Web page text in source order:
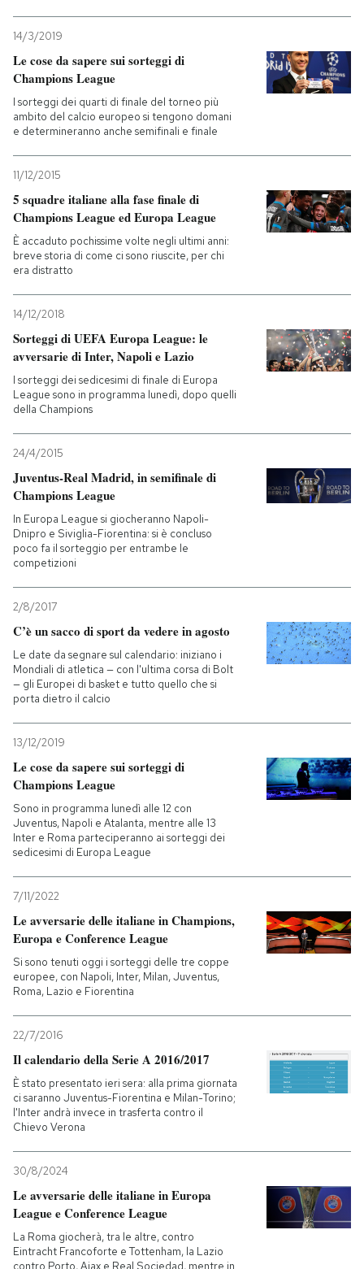
CALENDARIO
AREA PERSONALE
14/3/2019
Le cose da sapere sui sorteggi di
Champions League
I sorteggi dei quarti di finale del torneo più
ambito del calcio europeo si tengono domani
e determineranno anche semifinali e finale
11/12/2015
5 squadre italiane alla fase finale di
Champions League ed Europa League
È accaduto pochissime volte negli ultimi anni:
breve storia di come ci sono riuscite, per chi
era distratto
14/12/2018
Sorteggi di UEFA Europa League: le
avversarie di Inter, Napoli e Lazio
I sorteggi dei sedicesimi di finale di Europa
League sono in programma lunedì, dopo quelli
della Champions
24/4/2015
Juventus-Real Madrid, in semifinale di
Champions League
In Europa League si giocheranno Napoli-
Dnipro e Siviglia-Fiorentina: si è concluso
poco fa il sorteggio per entrambe le
competizioni
2/8/2017
C’è un sacco di sport da vedere in agosto
Le date da segnare sul calendario: iniziano i
Mondiali di atletica — con l'ultima corsa di Bolt
— gli Europei di basket e tutto quello che si
porta dietro il calcio
13/12/2019
Le cose da sapere sui sorteggi di
Champions League
Sono in programma lunedì alle 12 con
Juventus, Napoli e Atalanta, mentre alle 13
Inter e Roma parteciperanno ai sorteggi dei
sedicesimi di Europa League
7/11/2022
Le avversarie delle italiane in Champions,
Europa e Conference League
Si sono tenuti oggi i sorteggi delle tre coppe
europee, con Napoli, Inter, Milan, Juventus,
Roma, Lazio e Fiorentina
22/7/2016
Il calendario della Serie A 2016/2017
È stato presentato ieri sera: alla prima giornata
ci saranno Juventus-Fiorentina e Milan-Torino;
l'Inter andrà invece in trasferta contro il
Chievo Verona
30/8/2024
Le avversarie delle italiane in Europa
League e Conference League
La Roma giocherà, tra le altre, contro
Eintracht Francoforte e Tottenham, la Lazio
contro Porto, Ajax e Real Sociedad, mentre in